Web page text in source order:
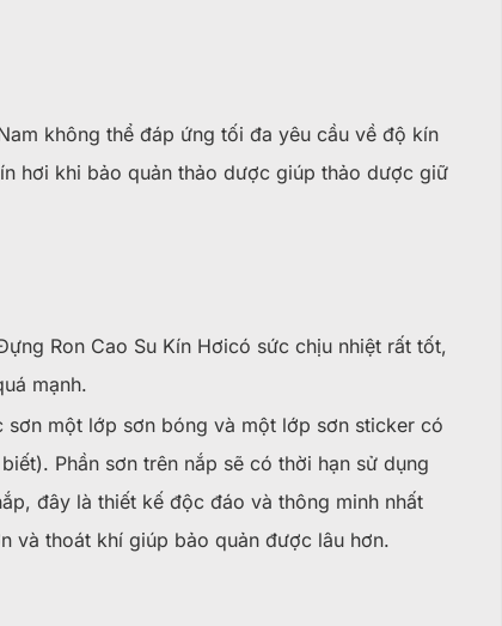
không thể đáp ứng tối đa yêu cầu về độ kín
hơi khi bảo quản thảo dược giúp thảo dược giữ
Ron Cao Su Kín Hơicó sức chịu nhiệt rất tốt,
mạnh.
một lớp sơn bóng và một lớp sơn sticker có
Phần sơn trên nắp sẽ có thời hạn sử dụng
đây là thiết kế độc đáo và thông minh nhất
và thoát khí giúp bảo quản được lâu hơn.